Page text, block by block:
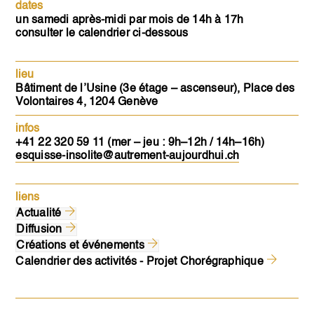
dates
un samedi après-midi par mois de 14h à 17h
consulter le calendrier ci-dessous
lieu
Bâtiment de l’Usine (3e étage – ascenseur), Place des
Volontaires 4, 1204 Genève
infos
+41 22 320 59 11 (mer – jeu : 9h–12h / 14h–16h)
esquisse-insolite@autrement-aujourdhui.ch
liens
Actualité
Diffusion
Créations et événements
Calendrier des activités - Projet Chorégraphique